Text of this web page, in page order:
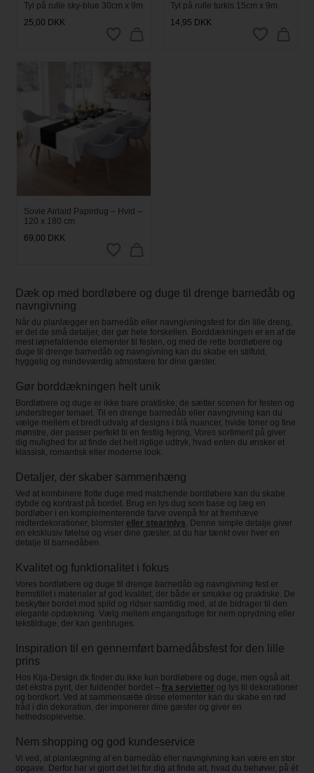
Tyl på rulle sky-blue 30cm x 9m
25,00 DKK
Tyl på rulle turkis 15cm x 9m
14,95 DKK
Sovie Airlaid Papirdug – Hvid –
120 x 180 cm
69,00 DKK
Dæk op med bordløbere og duge til drenge barnedåb og
navngivning
Når du planlægger en barnedåb eller navngivningsfest for din lille dreng,
er det de små detaljer, der gør hele forskellen. Borddækningen er en af de
mest iøjnefaldende elementer til festen, og med de rette bordløbere og
duge til drenge barnedåb og navngivning kan du skabe en stilfuld,
hyggelig og mindeværdig atmosfære for dine gæster.
Gør borddækningen helt unik
Bordløbere og duge er ikke bare praktiske; de sætter scenen for festen og
understreger temaet. Til en drenge barnedåb eller navngivning kan du
vælge mellem et bredt udvalg af designs i blå nuancer, hvide toner og fine
mønstre, der passer perfekt til en festlig fejring. Vores sortiment på giver
dig mulighed for at finde det helt rigtige udtryk, hvad enten du ønsker et
klassisk, romantisk eller moderne look.
Detaljer, der skaber sammenhæng
Ved at kombinere flotte duge med matchende bordløbere kan du skabe
dybde og kontrast på bordet. Brug en lys dug som base og læg en
bordløber i en komplementerende farve ovenpå for at fremhæve
midterdekorationer, blomster eller stearinlys . Denne simple detalje giver
en eksklusiv følelse og viser dine gæster, at du har tænkt over hver en
detalje til barnedåben.
Kvalitet og funktionalitet i fokus
Vores bordløbere og duge til drenge barnedåb og navngivning fest er
fremstillet i materialer af god kvalitet, der både er smukke og praktiske. De
beskytter bordet mod spild og ridser samtidig med, at de bidrager til den
elegante opdækning. Vælg mellem engangsduge for nem oprydning eller
tekstilduge, der kan genbruges.
Inspiration til en gennemført barnedåbsfest for den lille
prins
Hos Kija-Design.dk finder du ikke kun bordløbere og duge, men også alt
det ekstra pynt, der fuldender bordet –fra servietter og lys til dekorationer
og bordkort. Ved at sammensætte disse elementer kan du skabe en rød
tråd i din dekoration, der imponerer dine gæster og giver en
helhedsoplevelse.
Nem shopping og god kundeservice
Vi ved, at planlægning af en barnedåb eller navngivning kan være en stor
opgave. Derfor har vi gjort det let for dig at finde alt, hvad du behøver, på ét